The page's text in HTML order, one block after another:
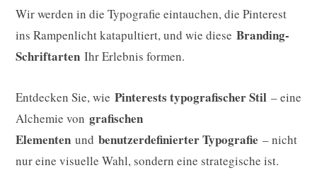
Wir werden in die Typografie eintauchen, die Pinterest
ins Rampenlicht katapultiert, und wie diese Branding-
Schriftarten Ihr Erlebnis formen.
Entdecken Sie, wie Pinterests typografischer Stil – eine
Alchemie von grafischen
Elementen und benutzerdefinierter Typografie – nicht
nur eine visuelle Wahl, sondern eine strategische ist.